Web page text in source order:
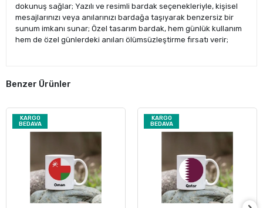
dokunuş sağlar; Yazılı ve resimli bardak seçenekleriyle, kişisel
mesajlarınızı veya anılarınızı bardağa taşıyarak benzersiz bir
sunum imkanı sunar; Özel tasarım bardak, hem günlük kullanım
hem de özel günlerdeki anıları ölümsüzleştirme fırsatı verir;
Benzer Ürünler
KARGO
BEDAVA
KARGO
BEDAVA